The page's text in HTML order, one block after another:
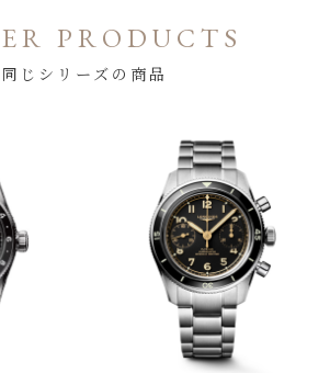
PRODUCTS
同じシリーズの商品